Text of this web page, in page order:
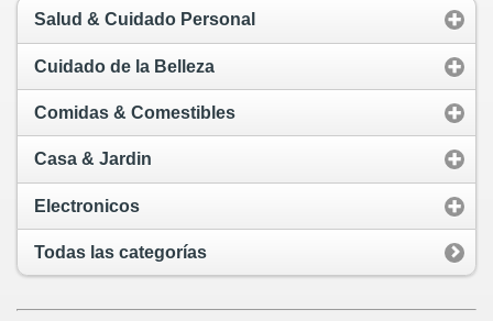
Salud & Cuidado Personal
Cuidado de la Belleza
Comidas & Comestibles
Casa & Jardin
Electronicos
Todas las categorías